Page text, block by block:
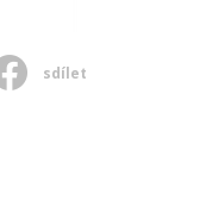
sdílet